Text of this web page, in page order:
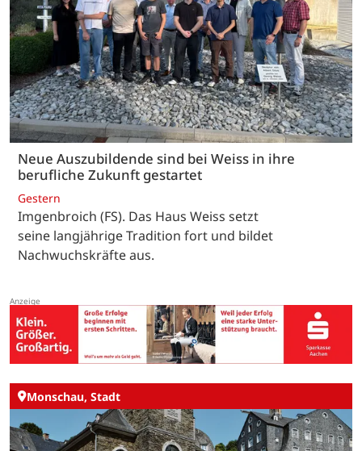
Neue Auszubildende sind bei Weiss in ihre
berufliche Zukunft gestartet
Gestern
Imgenbroich (FS). Das Haus Weiss setzt
seine langjährige Tradition fort und bildet
Nachwuchskräfte aus.
Monschau, Stadt